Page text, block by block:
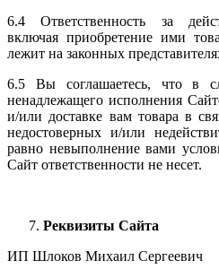
6.4 Ответственность за
включая приобретение ими
лежит на законных
6.5 Вы соглашаетесь, что в
ненадлежащего исполнения
и/или доставке вам товара в
недостоверных и/или
равно невыполнение вами
Сайт ответственности не несет.
Реквизиты Сайта
ИП Шлоков Михаил Сергеевич